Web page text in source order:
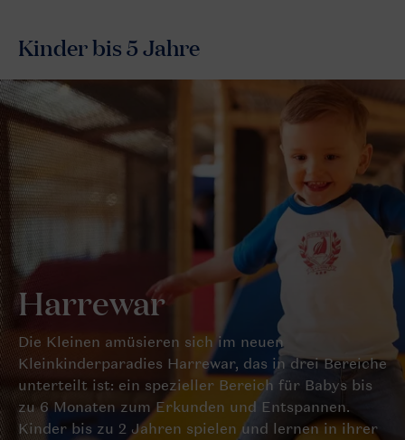
Kinder bis 5 Jahre
Harrewar
Die Kleinen amüsieren sich im neuen
Kleinkinderparadies Harrewar, das in drei Bereiche
unterteilt ist: ein spezieller Bereich für Babys bis
zu 6 Monaten zum Erkunden und Entspannen.
Kinder bis zu 2 Jahren spielen und lernen in ihrer